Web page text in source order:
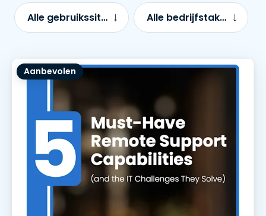
Alle gebruikssituaties Alle bedrijfstakken
Aanbevolen